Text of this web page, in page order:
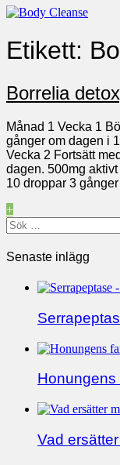
Etikett:
Borrelia
Månad 1 Vecka 1
gånger om dagen i
Vecka 2 Fortsätt
dagen. 500mg
10 droppar 3
+
Sök
efter:
Senaste inlägg
Honungens
Vad